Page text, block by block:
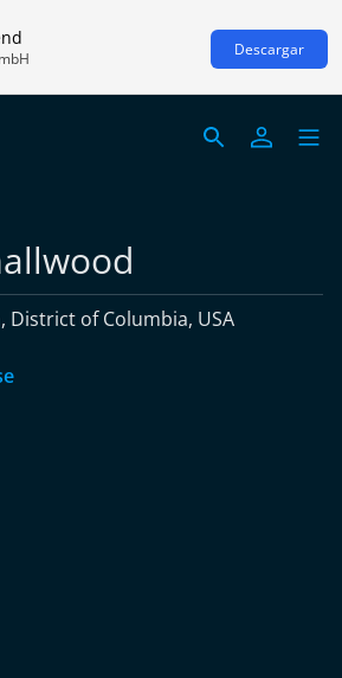
Descargar
District of Columbia, USA